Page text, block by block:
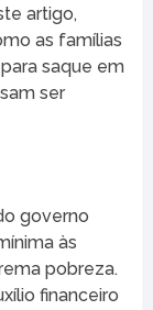
artigo,
as famílias
saque em
ser
governo
às
pobreza.
financeiro